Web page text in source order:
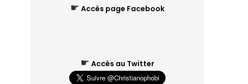
☛ Accès page Facebook
☛ Accès au Twitter